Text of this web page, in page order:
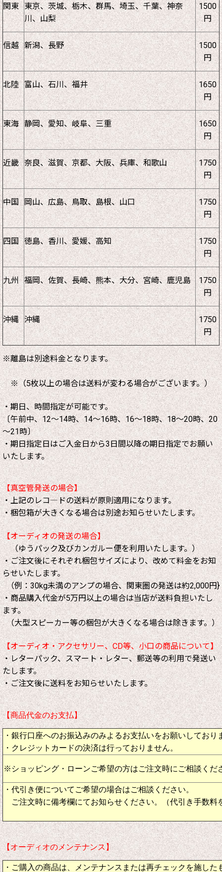
関東 東京、茨城、栃木、群馬、埼玉、千葉、神奈
川、山梨
1500
円
信越 新潟、長野
1500
円
北陸 富山、石川、福井
1650
円
東海 静岡、愛知、岐阜、三重
1650
円
近畿 奈良、滋賀、京都、大阪、兵庫、和歌山
1750
円
中国 岡山、広島、鳥取、島根、山口
1750
円
四国 徳島、香川、愛媛、高知
1750
円
九州 福岡、佐賀、長崎、熊本、大分、宮崎、鹿児島
1750
円
沖縄 沖縄
1750
円
※離島は別途料金となります。
※（5枚以上の場合は送料が変わる場合がございます。）
・期日、時間指定が可能です。
〔午前中、12～14時、14～16時、16～18時、18～20時、20
～21時〕
・期日指定日はご入金日から3日間以降の期日指定でお願い
いたします。
【真空管発送の場合】
・上記のレコ―ドの送料が原則適用になります。
・梱包箱が大きくなる場合は別途お知らせいたします。
【オーディオの発送の場合】
（ゆうパック及びカンガルー便を利用いたします。）
・ご注文後にそれぞれ梱包サイズにより、改めて料金をお知
らせいたします。
（例：30kg未満のアンプの場合、関東圏の発送は約2,000円}
・商品購入代金が5万円以上の場合は当店が送料負担いたし
ます。
（大型スピーカー等の梱包が大きくなる場合は除きます。）
【オーディオ・アクセサリー、CD等、小口の商品について】
・レターパック、スマート・レター、郵送等の利用で発送い
たします。
・ご注文後に送料をお知らせいたします。
【商品代金のお支払】
・銀行口座へのお振込みのみよるお支払いをお願いしており
・クレジットカードの決済は行っておりません。
※ショッピング・ローンご希望の方はご注文時にご相談くだ
・代引き便についてご希望の場合はご相談ください。
ご注文時に備考欄にてお知らせください。（代引き手数料
【オーディオのメンテナンス】
・ご購入の商品は、メンテナンスまたは再チェックを施し